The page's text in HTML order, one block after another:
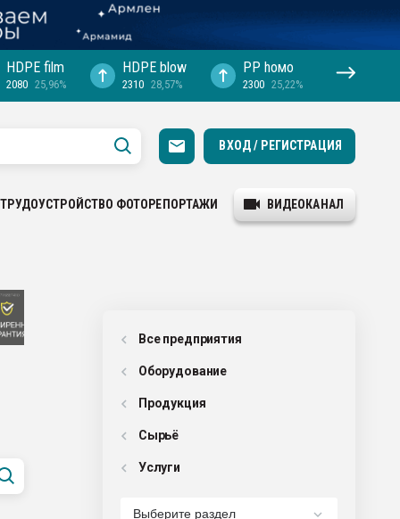
HDPE film
2080 25,96%
HDPE blow
2310 28,57%
PP hомо
2300 25,22%
ВХОД / РЕГИСТРАЦИЯ
ТРУДОУСТРОЙСТВО ФОТОРЕПОРТАЖИ ВИДЕОКАНАЛ
Все предприятия
Оборудованиe
Продукция
Сырьё
Услуги